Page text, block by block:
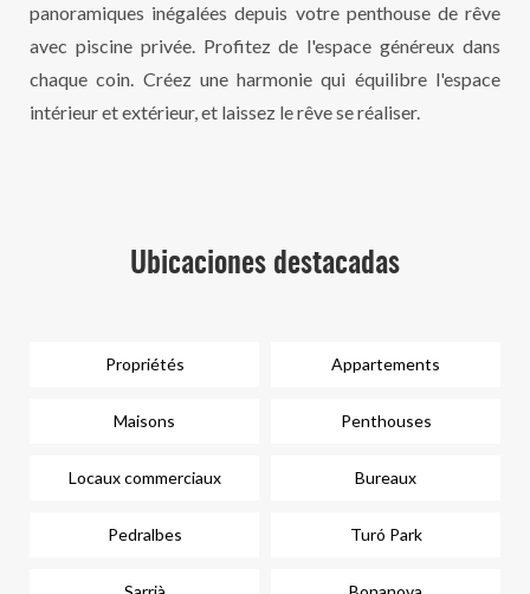
panoramiques inégalées depuis votre penthouse de rêve
avec piscine privée. Profitez de l'espace généreux dans
chaque coin. Créez une harmonie qui équilibre l'espace
intérieur et extérieur, et laissez le rêve se réaliser.
Ubicaciones destacadas
Propriétés Appartements
Maisons Penthouses
Locaux commerciaux Bureaux
Pedralbes Turó Park